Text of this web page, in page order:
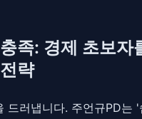
족: 경제 초보자
략
드러냅니다. 주언규PD는 '